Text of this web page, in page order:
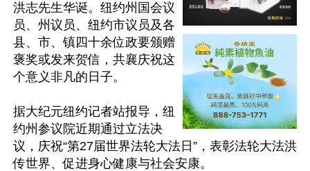
洪志先生华诞。纽约州国会议
员、州议员、纽约市议员及各
县、市、镇四十余位政要颁赠
褒奖或发来贺信，共襄庆祝这
个意义非凡的日子。
据大纪元纽约记者站报导，纽
约州参议院近期通过立法决
议，庆祝“第27届世界法轮大法日”，表彰法轮大法洪
传世界、促进身心健康与社会安康。